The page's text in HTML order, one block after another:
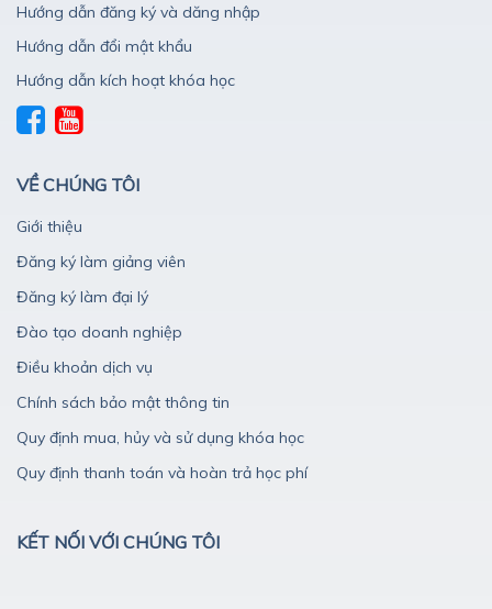
Hướng dẫn đăng ký và dăng nhập
Hướng dẫn đổi mật khẩu
Hướng dẫn kích hoạt khóa học
VỀ CHÚNG TÔI
Giới thiệu
Đăng ký làm giảng viên
Đăng ký làm đại lý
Đào tạo doanh nghiệp
Điều khoản dịch vụ
Chính sách bảo mật thông tin
Quy định mua, hủy và sử dụng khóa học
Quy định thanh toán và hoàn trả học phí
KẾT NỐI VỚI CHÚNG TÔI